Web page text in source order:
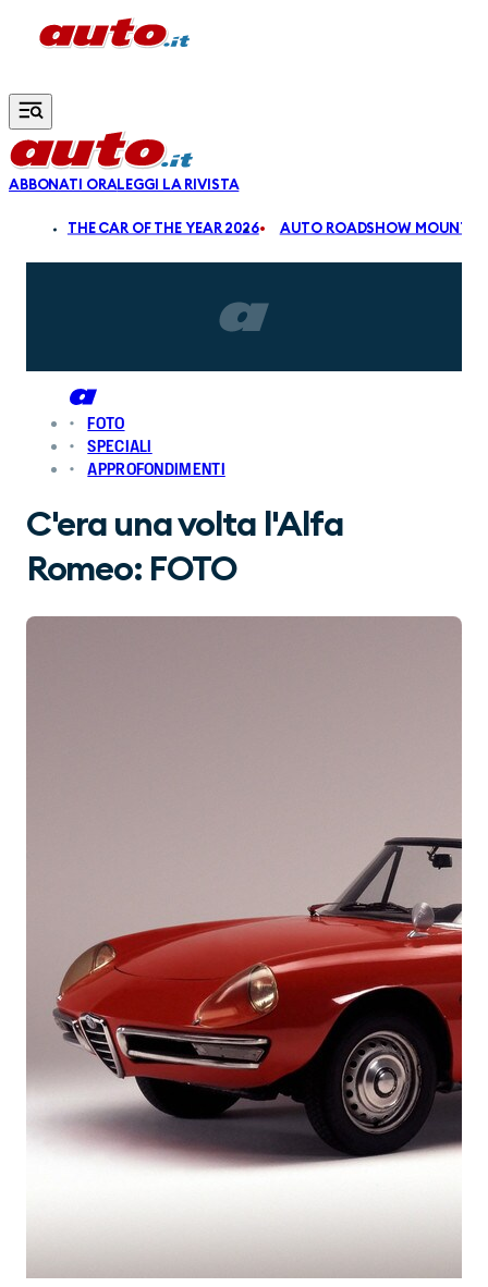
Vai al contenuto principale
ABBONATI ORALEGGI LA RIVISTA
THE CAR OF THE YEAR 2026 AUTO ROADSHOW
FOTO
SPECIALI
APPROFONDIMENTI
C'era una volta l'Alfa
Romeo: FOTO